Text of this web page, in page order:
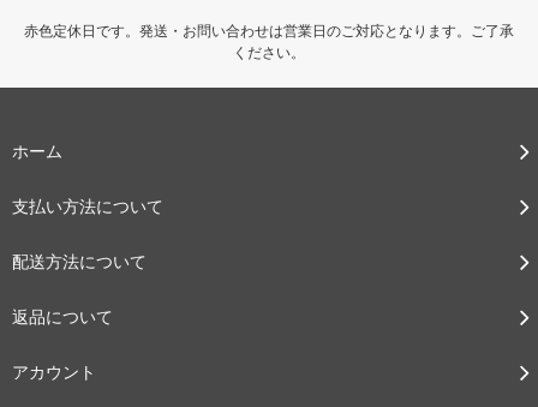
赤色定休日です。発送・お問い合わせは営業日のご対応となります。ご了承
ください。
ホーム
支払い方法について
配送方法について
返品について
アカウント